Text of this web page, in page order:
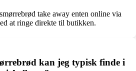
take away enten online via
at ringe direkte til butikken.
kan jeg typisk finde i